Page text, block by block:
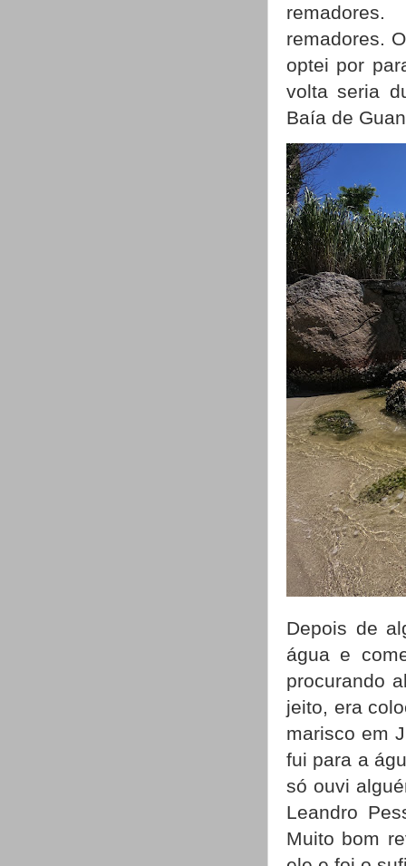
remadores.
remadores.
optei por
volta seria
Baía de
Depois de
água e
procurando
jeito, era
marisco em
fui para a
só ouvi
Leandro
Muito bom